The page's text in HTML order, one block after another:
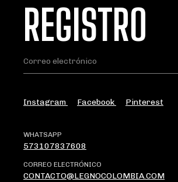
REGISTRO
Instagram Facebook Pinterest
WHATSAPP
573107837608
CORREO ELECTRÓNICO
CONTACTO@LEGNOCOLOMBIA.COM